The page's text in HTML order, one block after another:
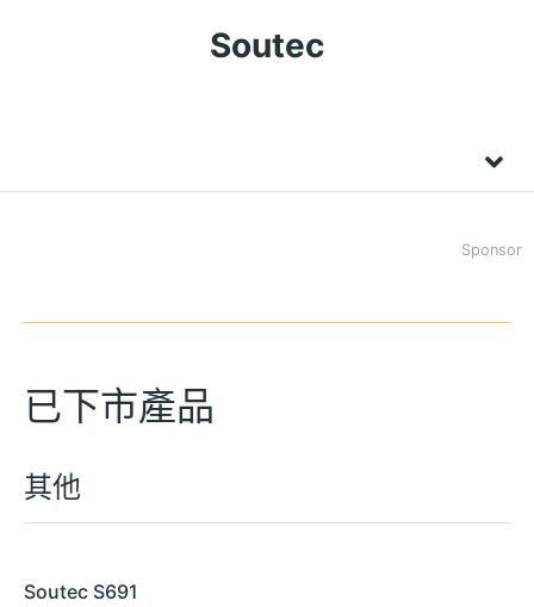
Soutec
Sponsor
已下市產品
其他
Soutec S691